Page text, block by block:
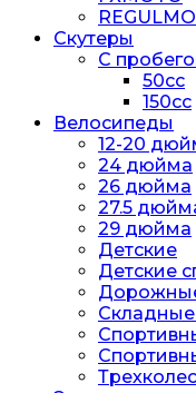
Скутеры
С
50cc
150cc
Велосипеды
12-20
24 дюйма
26 дюйма
27.5
29 дюйма
Детские
Детские